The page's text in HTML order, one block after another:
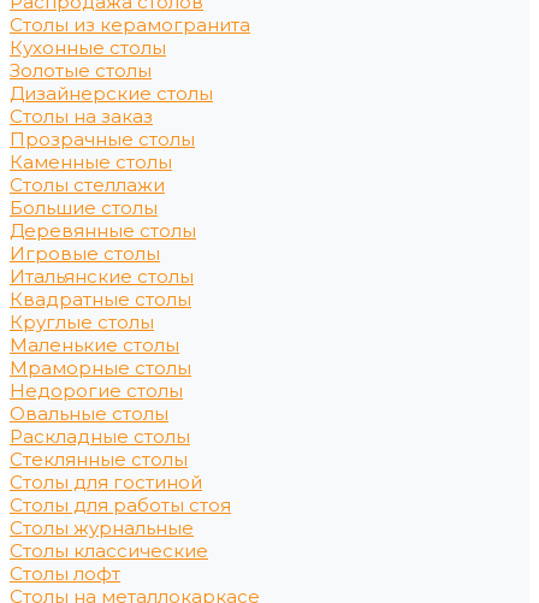
Столы из керамогранита
Кухонные столы
Золотые столы
Дизайнерские столы
Столы на заказ
Прозрачные столы
Каменные столы
Столы стеллажи
Большие столы
Деревянные столы
Игровые столы
Итальянские столы
Квадратные столы
Круглые столы
Маленькие столы
Мраморные столы
Недорогие столы
Овальные столы
Раскладные столы
Стеклянные столы
Столы для гостиной
Столы для работы стоя
Столы журнальные
Столы классические
Столы лофт
Столы на металлокаркасе